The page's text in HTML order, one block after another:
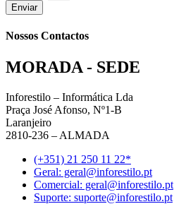
Enviar
Nossos Contactos
MORADA - SEDE
Inforestilo – Informática Lda
Praça José Afonso, Nº1-B
Laranjeiro
2810-236 – ALMADA
(+351) 21 250 11 22*
Geral: geral@inforestilo.pt
Comercial: geral@inforestilo.pt
Suporte: suporte@inforestilo.pt